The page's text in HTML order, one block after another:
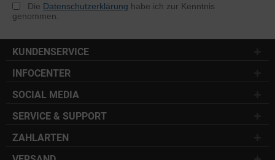
Die Datenschutzerklärung habe ich zur Kenntnis
genommen.
KUNDENSERVICE
INFOCENTER
SOCIAL MEDIA
SERVICE & SUPPORT
ZAHLARTEN